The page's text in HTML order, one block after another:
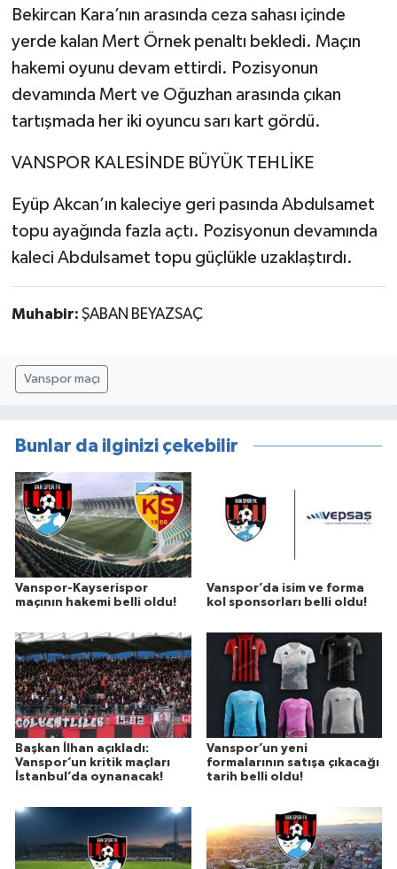
Bekircan Kara’nın arasında ceza sahası içinde
yerde kalan Mert Örnek penaltı bekledi. Maçın
hakemi oyunu devam ettirdi. Pozisyonun
devamında Mert ve Oğuzhan arasında çıkan
tartışmada her iki oyuncu sarı kart gördü.
VANSPOR KALESİNDE BÜYÜK TEHLİKE
Eyüp Akcan’ın kaleciye geri pasında Abdulsamet
topu ayağında fazla açtı. Pozisyonun devamında
kaleci Abdulsamet topu güçlükle uzaklaştırdı.
Muhabir: ŞABAN BEYAZSAÇ
Vanspor maçı
Bunlar da ilginizi çekebilir
Vanspor-Kayserispor
maçının hakemi belli oldu!
Vanspor’da isim ve forma
kol sponsorları belli oldu!
Başkan İlhan açıkladı:
Vanspor’un kritik maçları
İstanbul’da oynanacak!
Vanspor’un yeni
formalarının satışa çıkacağı
tarih belli oldu!